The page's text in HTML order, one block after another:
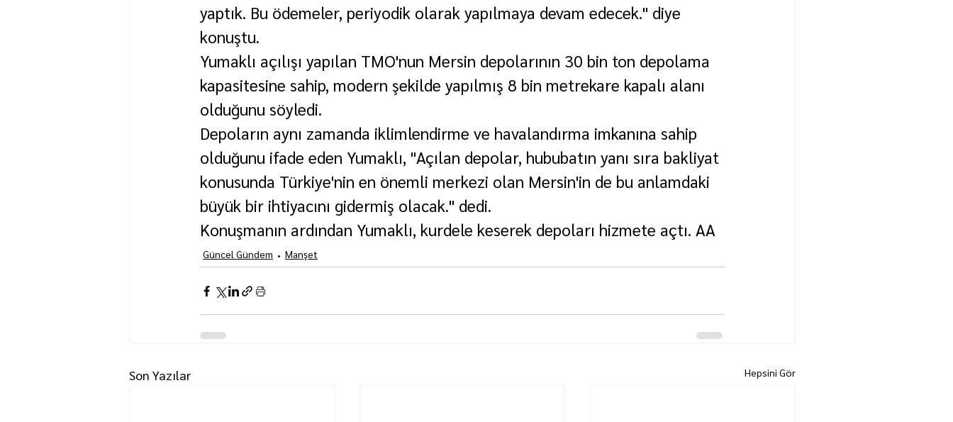
yaptık. Bu ödemeler, periyodik olarak yapılmaya devam edecek." diye
konuştu.
Yumaklı açılışı yapılan TMO'nun Mersin depolarının 30 bin ton depolama
kapasitesine sahip, modern şekilde yapılmış 8 bin metrekare kapalı alanı
olduğunu söyledi.
Depoların aynı zamanda iklimlendirme ve havalandırma imkanına sahip
olduğunu ifade eden Yumaklı, "Açılan depolar, hububatın yanı sıra bakliyat
konusunda Türkiye'nin en önemli merkezi olan Mersin'in de bu anlamdaki
büyük bir ihtiyacını gidermiş olacak." dedi.
Konuşmanın ardından Yumaklı, kurdele keserek depoları hizmete açtı. AA
Güncel Gündem Manşet
Son Yazılar Hepsini Gör